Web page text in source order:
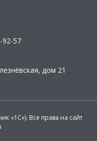
92-57
дом 21
«1С»). Все права на сайт